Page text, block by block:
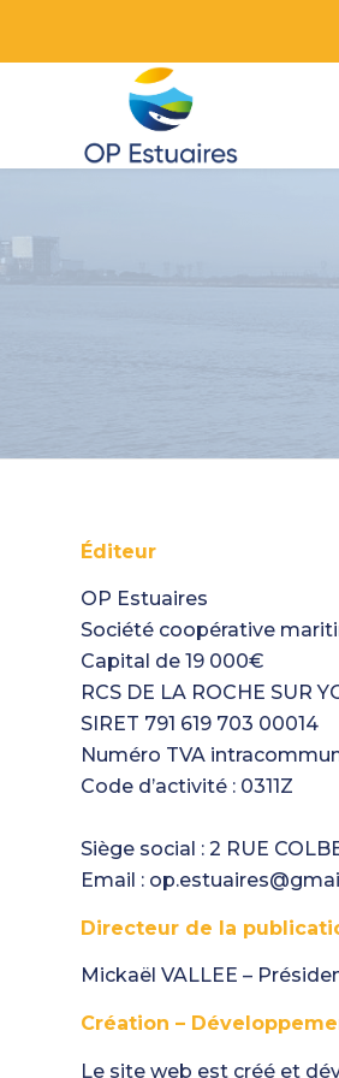
Éditeur
OP Estuaires
Société coopérative
Capital de 19 000€
RCS DE LA ROCHE SUR
SIRET 791 619 703 00014
Numéro TVA
Code d’activité : 0311Z
Siège social : 2 RUE
Email :
Directeur de la
Mickaël VALLEE –
Création –
Le site web est créé et